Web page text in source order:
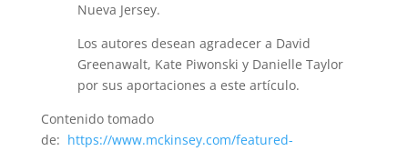
Nueva Jersey.
Los autores desean agradecer a David
Greenawalt, Kate Piwonski y Danielle Taylor
por sus aportaciones a este artículo.
Contenido tomado
de: https://www.mckinsey.com/featured-